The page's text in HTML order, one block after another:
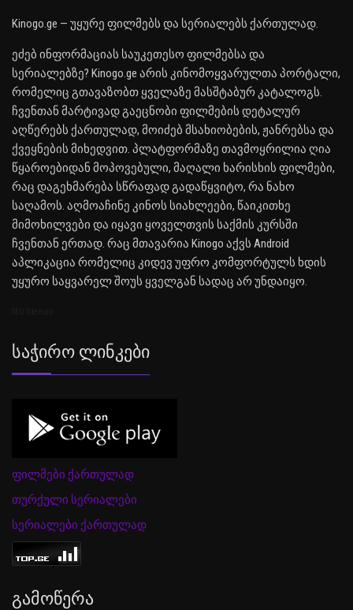
Kinogo.ge — უყურე ფილმებს და სერიალებს ქართულად.
ეძებ ინფორმაციას საუკეთესო ფილმებსა და
სერიალებზე? Kinogo.ge არის კინომოყვარულთა პორტალი,
რომელიც გთავაზობთ ყველაზე მასშტაბურ კატალოგს.
ჩვენთან მარტივად გაეცნობი ფილმების დეტალურ
აღწერებს ქართულად, მოიძებ მსახიობების, ჟანრებსა და
ქვეყნების მიხედვით. პლატფორმაზე თავმოყრილია ღია
წყაროებიდან მოპოვებული, მაღალი ხარისხის ფილმები,
რაც დაგეხმარება სწრაფად გადაწყვიტო, რა ნახო
საღამოს. აღმოაჩინე კინოს სიახლეები, წაიკითხე
მიმოხილვები და იყავი ყოველთვის საქმის კურსში
ჩვენთან ერთად. რაც მთავარია Kinogo აქვს Android
აპლიკაცია რომელიც კიდევ უფრო კომფორტულს ხდის
უყურო საყვარელ შოუს ყველგან სადაც არ უნდაიყო.
Საჭირო Ლინკები
ფილმები ქართულად
თურქული სერიალები
სერიალები ქართულად
Გამოწერა